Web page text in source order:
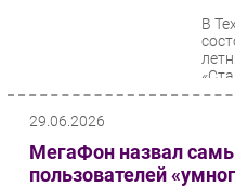
Кадры
В
29.06.2026
МегаФон назвал
пользователей